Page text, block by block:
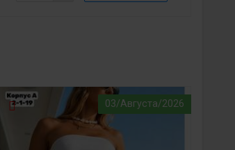
03/Августа/2026